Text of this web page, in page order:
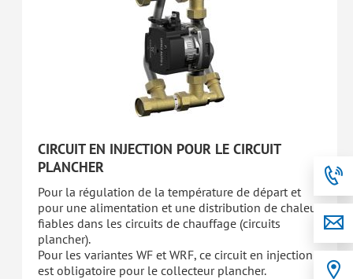
CIRCUIT EN INJECTION POUR LE CIRCUIT
PLANCHER
Pour la régulation de la température de départ et
pour une alimentation et une distribution de chaleur
fiables dans les circuits de chauffage (circuits
plancher).
Pour les variantes WF et WRF, ce circuit en injection
est obligatoire pour le collecteur plancher.